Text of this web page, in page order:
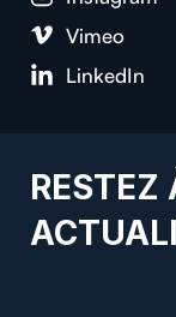
Vimeo
LinkedIn
RESTEZ